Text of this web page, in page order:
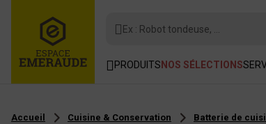
Ex : Robot tondeuse, ...
PRODUITS NOS SÉLECTIONS
Accueil Cuisine & Conservation Batterie de